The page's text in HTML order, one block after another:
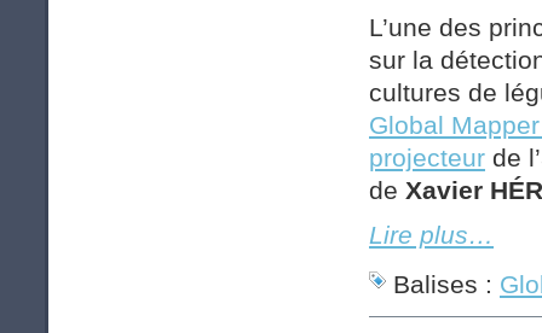
L’une des
sur la
cultures de
Global
projecteur de
de Xavier
Lire plus…
Balises :